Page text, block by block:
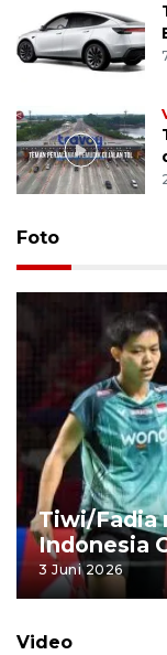
Foto
Tiwi/Fadia
Indonesia
3 Juni 2026
Video